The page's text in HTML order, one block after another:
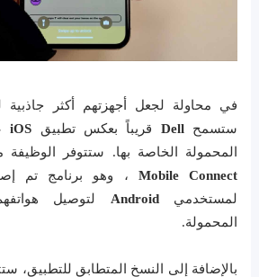
في محاولة لجعل أجهزتهم أكثر
ستسمح Dell قريباً بعكس تطبيق iOS
المحمولة الخاصة بها. ستتوفر
Mobile Connect
لمستخدميAndroid
لتوصيل
المحمولة.
بالإضافة إلى النسخ المتطابق للتطبيق،